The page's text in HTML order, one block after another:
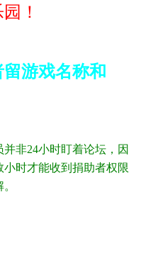
！
游戏名称和
非24小时盯着论坛，因
时才能收到捐助者权限